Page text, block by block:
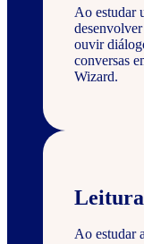
Ao estudar
ouvir
conversas
Wizard.
Leitura
Ao estudar